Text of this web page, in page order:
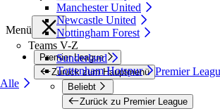
Manchester United
Newcastle United
Nottingham Forest
Teams V-Z
Sunderland
Tottenham Hotspur
Alle
Menü
Premier League
Zurück zum Hauptmenü Premier
Beliebt
Zurück zu Premier League